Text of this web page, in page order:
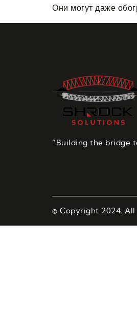
Они могут даже
“Building the bridge
© Copyright 2024. All